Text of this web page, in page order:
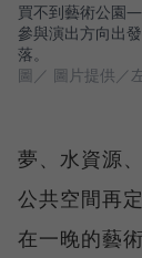
買不到藝術公園
參與演出方向出
落。
圖／ 圖片提供／
夢、水資源
公共空間再
在一晚的藝